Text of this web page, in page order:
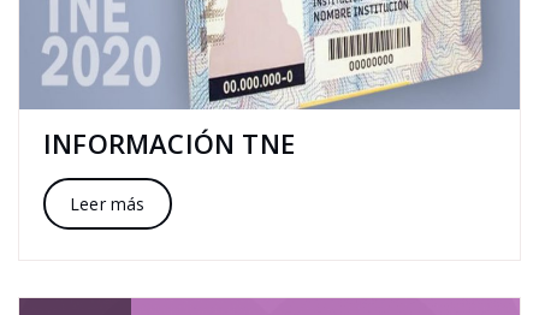
INFORMACIÓN TNE
Leer más